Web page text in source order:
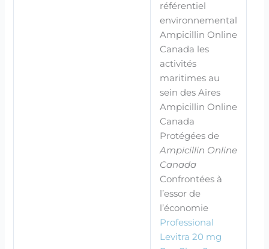
référentiel
environnemental
Ampicillin Online
Canada les
activités
maritimes au
sein des Aires
Ampicillin Online
Canada
Protégées de
Ampicillin Online
Canada
Confrontées à
l’essor de
l’économie
Professional
Levitra 20 mg